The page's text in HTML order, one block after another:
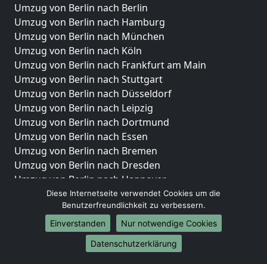
Umzug von Berlin nach Berlin
Umzug von Berlin nach Hamburg
Umzug von Berlin nach München
Umzug von Berlin nach Köln
Umzug von Berlin nach Frankfurt am Main
Umzug von Berlin nach Stuttgart
Umzug von Berlin nach Düsseldorf
Umzug von Berlin nach Leipzig
Umzug von Berlin nach Dortmund
Umzug von Berlin nach Essen
Umzug von Berlin nach Bremen
Umzug von Berlin nach Dresden
Umzug von Berlin nach Hannover
Umzug von Berlin nach Nürnberg
Umzug von Berlin nach Duisburg
Umzug von Berlin nach Bochum
Umzug von Berlin nach Wuppertal
Umzug von Berlin nach Bielefeld
Diese Internetseite verwendet Cookies um die
Benutzerfreundlichkeit zu verbessern.
Einverstanden
Nur notwendige Cookies
Datenschutzerklärung